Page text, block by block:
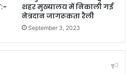
शहर मुख्यालय में निकाली गई
नेत्रदान जागरूकता रैली
September 3, 2023